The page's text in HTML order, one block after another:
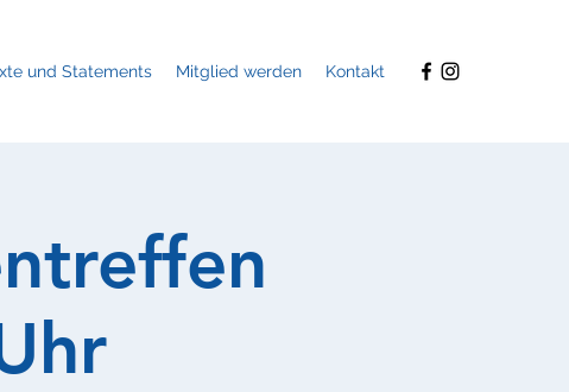
und Statements Mitglied werden Kontakt